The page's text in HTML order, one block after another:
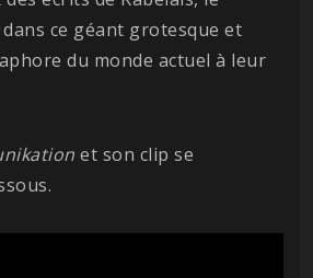
ce géant grotesque et
du monde actuel à leur
et son clip se